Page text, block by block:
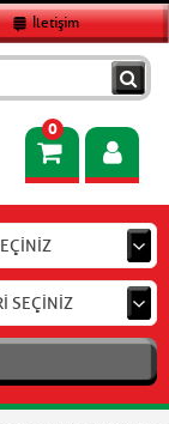
İletişim
0
SEÇİNİZ